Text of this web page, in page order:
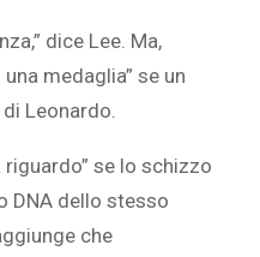
dice Lee. Ma,
medaglia” se un
Leonardo.
se lo schizzo
DNA dello stesso
che